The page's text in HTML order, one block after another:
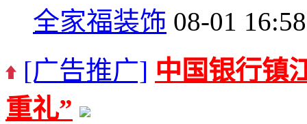
全家福装饰 08-01 16:58
[广告推广] 中国银行镇
重礼”